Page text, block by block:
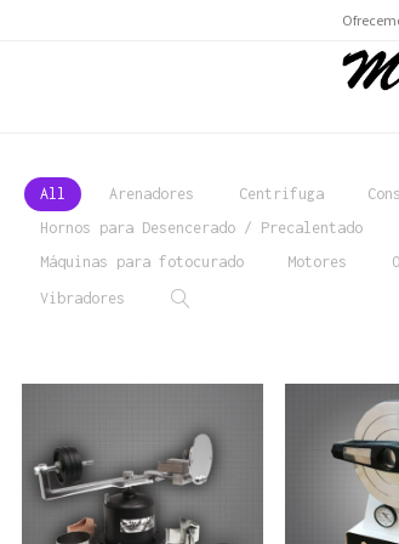
All Arenadores Centrifuga
Hornos para Desencerado / Precalentado
Máquinas para fotocurado
Motores
Vibradores